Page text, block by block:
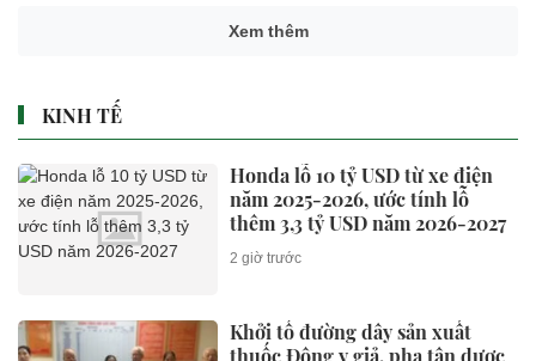
Lưu ý quan trọng khi đăng nhập
Honda lỗ 10 tỷ USD từ xe điện
năm 2025-2026, ước tính lỗ
thêm 3,3 tỷ USD năm 2026-2027